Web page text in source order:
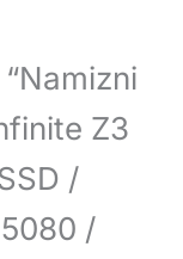
Z3
/
/